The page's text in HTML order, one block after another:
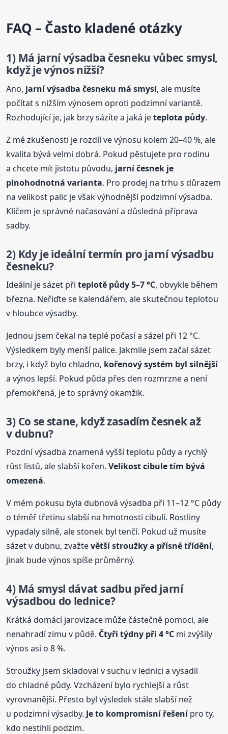
FAQ – Často kladené otázky
1) Má jarní výsadba česneku vůbec smysl,
když je výnos nižší?
Ano, jarní výsadba česneku má smysl, ale musíte
počítat s nižším výnosem oproti podzimní variantě.
Rozhodující je, jak brzy sázíte a jaká jeteplota půdy.
Z mé zkušenosti je rozdíl ve výnosu kolem 20–40 %, ale
kvalita bývá velmi dobrá. Pokud pěstujete pro rodinu
a chcete mít jistotu původu, jarní česnek je
plnohodnotná varianta. Pro prodej na trhu s důrazem
na velikost palic je však výhodnější podzimní výsadba.
Klíčem je správné načasování a důsledná příprava
sadby.
2) Kdy je ideální termín pro jarní výsadbu
česneku?
Ideální je sázet přiteplotě půdy 5–7 °C, obvykle během
března. Neřiďte se kalendářem, ale skutečnou teplotou
v hloubce výsadby.
Jednou jsem čekal na teplé počasí a sázel při 12 °C.
Výsledkem byly menší palice. Jakmile jsem začal sázet
brzy, i když bylo chladno, kořenový systém byl silnější
a výnos lepší. Pokud půda přes den rozmrzne a není
přemokřená, je to správný okamžik.
3) Co se stane, když zasadím česnek až
v dubnu?
Pozdní výsadba znamená vyšší teplotu půdy a rychlý
růst listů, ale slabší kořen.Velikost cibule tím bývá
omezená.
V mém pokusu byla dubnová výsadba při 11–12 °C půdy
o téměř třetinu slabší na hmotnosti cibulí. Rostliny
vypadaly silně, ale stonek byl tenčí. Pokud už musíte
sázet v dubnu, zvažtevětší stroužky a přísné třídění,
jinak bude výnos spíše průměrný.
4) Má smysl dávat sadbu před jarní
výsadbou do lednice?
Krátká domácí jarovizace může částečně pomoci, ale
nenahradí zimu v půdě. Čtyři týdny při 4 °C mi zvýšily
výnos asi o 8 %.
Stroužky jsem skladoval v suchu v lednici a vysadil
do chladné půdy. Vzcházení bylo rychlejší a růst
vyrovnanější. Přesto byl výsledek stále slabší než
u podzimní výsadby. Je to kompromisní řešenípro ty,
kdo nestihli podzim.